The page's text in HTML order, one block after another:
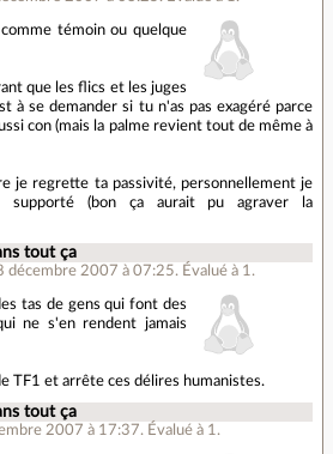
témoin ou quelque
que les flics et les juges
à se demander si tu n'as pas exagéré parce
con (mais la palme revient tout de même à
je regrette ta passivité, personnellement je
supporté (bon ça aurait pu agraver la
tout ça
décembre 2007 à 07:25. Évalué à 1 .
tas de gens qui font des
ne s'en rendent jamais
TF1 et arrête ces délires humanistes.
tout ça
2007 à 17:37. Évalué à 1 .